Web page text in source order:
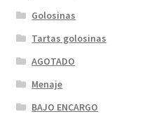
Golosinas
Tartas golosinas
AGOTADO
Menaje
BAJO ENCARGO